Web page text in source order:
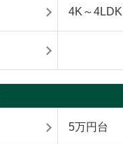
4K～4LDK
5万円台